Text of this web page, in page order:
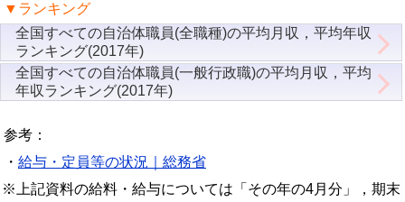
▼ランキング
全国すべての自治体職員(全職種)の平均月収，平均年収
ランキング(2017年)
全国すべての自治体職員(一般行政職)の平均月収，平均
年収ランキング(2017年)
参考：
・ 給与・定員等の状況｜総務省
※上記資料の給料・給与については「その年の4月分」，期末